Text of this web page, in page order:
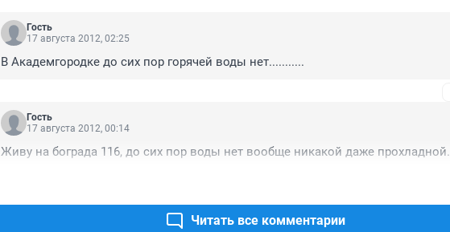
Гость
17 августа 2012, 02:25
В Академгородке до сих пор горячей воды нет...........
Гость
17 августа 2012, 00:14
Живу на бограда 116, до сих пор воды нет вообще никакой даже прохладной.
Читать все комментарии